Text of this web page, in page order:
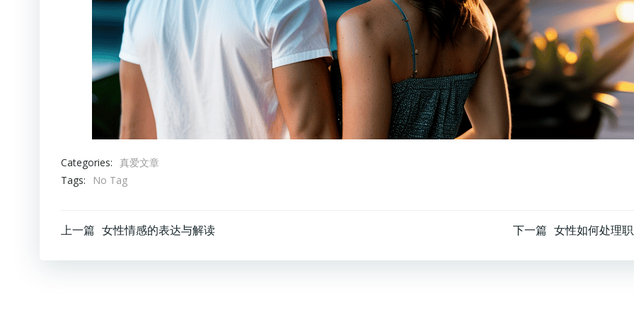
Categories: 真爱文章
Tags:
No Tag
文
章
上一篇 女性情感的表达与解读
章
下一篇 女性如何处理